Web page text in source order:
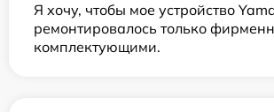
Я хочу, чтобы мое устройство
ремонтировалось только
комплектующими.